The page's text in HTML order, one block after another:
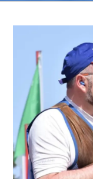
immagine